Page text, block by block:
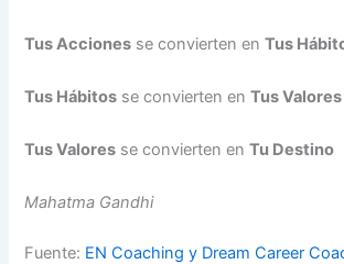
Tus Acciones se convierten enTus
Tus Hábitos se convierten enTus Valores
Tus Valores se convierten enTu Destino
Mahatma Gandhi
Fuente: EN Coaching y Dream Career